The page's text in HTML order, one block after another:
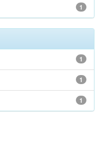
1
1
1
1